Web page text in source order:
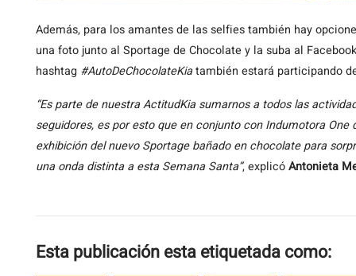
Además, para los amantes de las selfies también hay
una foto junto al Sportage de Chocolate y la suba al
hashtag #AutoDeChocolateKiatambién estará participando
“Es parte de nuestra ActitudKia sumarnos a todos las
seguidores, es por esto que en conjunto con Indumotora
exhibición del nuevo Sportage bañado en chocolate para
una onda distinta a esta Semana Santa”, explicóAntonieta
Esta publicación esta etiquetada como: